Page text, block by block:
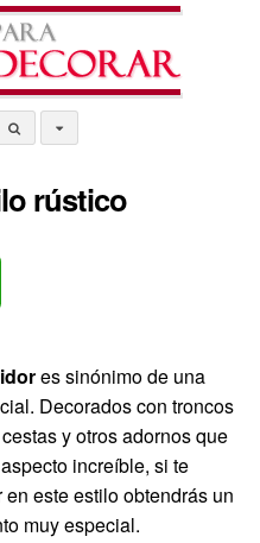
rústico
es sinónimo de una
Decorados con troncos
y otros adornos que
increíble, si te
este estilo obtendrás un
muy especial.